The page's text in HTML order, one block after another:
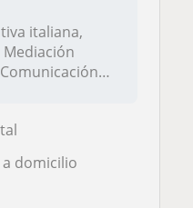
italiana,
a domicilio